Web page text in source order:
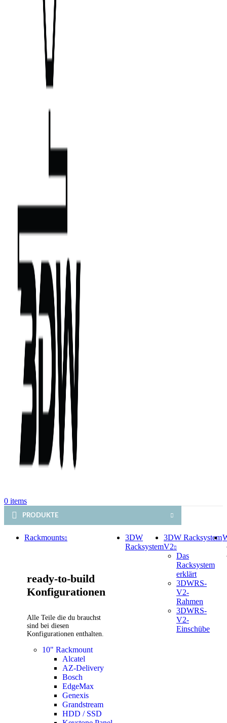
0 items
PRODUKTE
Rackmounts
ready-to-build
Konfigurationen
Alle Teile die du brauchst
sind bei diesen
Konfigurationen enthalten.
10" Rackmount
Alcatel
AZ-Delivery
Bosch
EdgeMax
Genexis
Grandstream
HDD / SSD
3DW
Racksystem
3DW Racksystem
V2
Das
Racksystem
erklärt
3DWRS-
V2-
Rahmen
3DWRS-
V2-
Einschübe